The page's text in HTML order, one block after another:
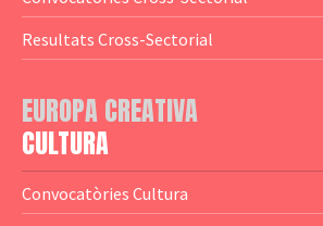
— Guies MEDIA
— Altres Guies
— Presentacions
— Estudis
Resultats Cross-Sectorial
EUROPA CREATIVA
CULTURA
Convocatòries Cultura